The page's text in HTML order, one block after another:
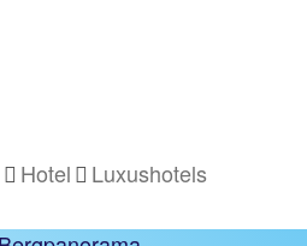
Hotel
Luxushotels